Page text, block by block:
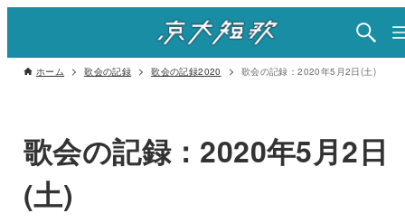
ホーム 歌会の記録 歌会の記録2020 歌会の記録：2020年5月2日(土)
歌会の記録：2020年5月2日
(土)